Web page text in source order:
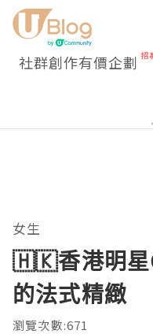
社群創作有價企劃
女生
🇭🇰香港明星
的法式精緻
瀏覽次數:671